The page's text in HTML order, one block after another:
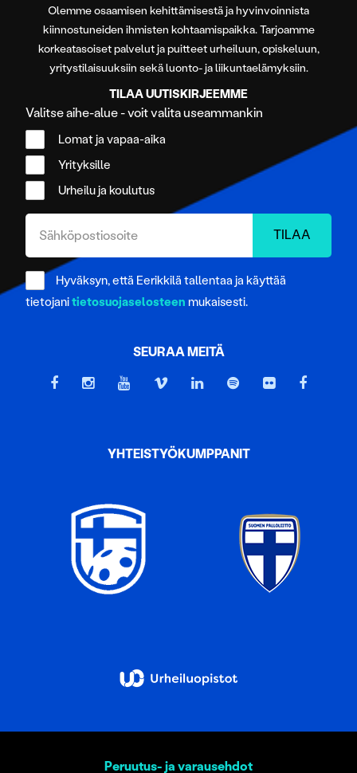
Olemme osaamisen kehittämisestä ja hyvinvoinnista
kiinnostuneiden ihmisten kohtaamispaikka. Tarjoamme
korkeatasoiset palvelut ja puitteet urheiluun, opiskeluun,
yritystilaisuuksiin sekä luonto- ja liikuntaelämyksiin.
TILAA UUTISKIRJEEMME
Valitse aihe-alue - voit valita useammankin
Lomat ja vapaa-aika
Yrityksille
Urheilu ja koulutus
Hyväksyn, että Eerikkilä tallentaa ja käyttää
tietojanitietosuojaselosteen mukaisesti.
SEURAA MEITÄ
YHTEISTYÖKUMPPANIT
Peruutus- ja varausehdot